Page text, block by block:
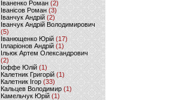
Іваненко Роман (2)
Іванісов Роман (3)
Іванчук Андрій(2)
Іванчук Андрій Володимирович
(5)
Іванющенко Юрій (17)
Ілларіонов Андрій (1)
Ільюк Артем Олександрович
(2)
Іоффе Юлій (1)
Калетник Григорій(1)
Калетник Ігор (33)
Кальцев Володимир(1)
Камельчук Юрій (1)